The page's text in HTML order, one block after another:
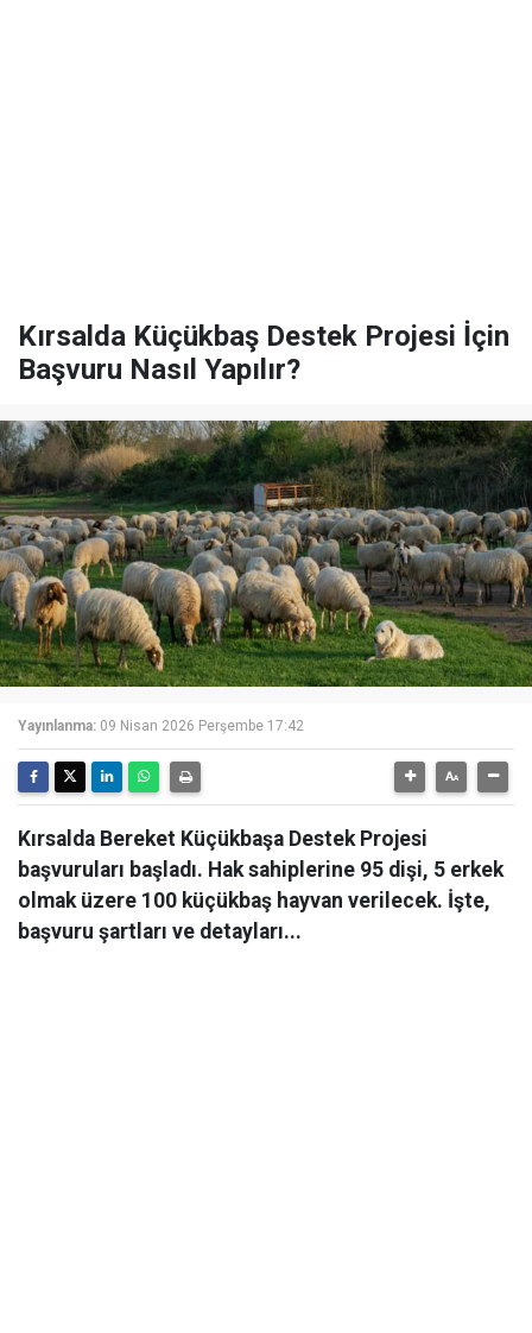
Kırsalda Küçükbaş Destek Projesi İçin
Başvuru Nasıl Yapılır?
Yayınlanma: 09 Nisan 2026 Perşembe 17:42
Kırsalda Bereket Küçükbaşa Destek Projesi
başvuruları başladı. Hak sahiplerine 95 dişi, 5 erkek
olmak üzere 100 küçükbaş hayvan verilecek. İşte,
başvuru şartları ve detayları...